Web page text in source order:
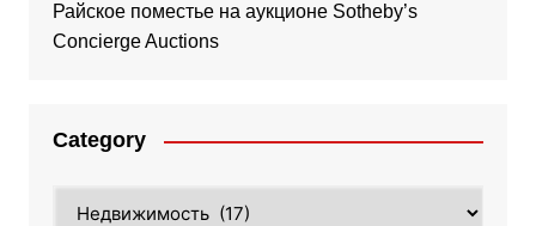
Райское поместье на аукционе Sotheby’s
Concierge Auctions
Category